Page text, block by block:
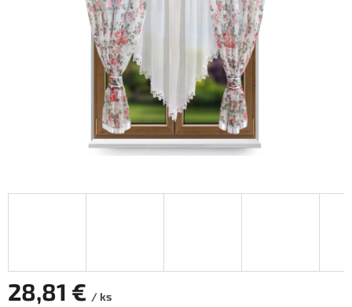
28,81 € / ks